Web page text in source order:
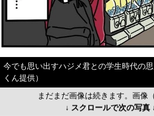
今でも思い出すハジメ君との学生時代の
くん提供）
まだまだ画像は続きます。画像
↓ スクロールで次の写真